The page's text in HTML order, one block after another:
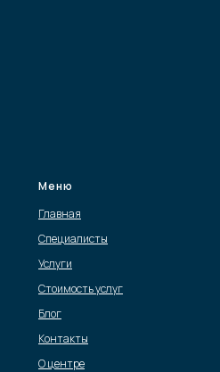
Меню
Главная
Специалисты
Услуги
Стоимость услуг
Блог
Контакты
О центре